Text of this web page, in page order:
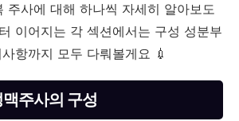
주사에 대해 하나씩 자세히 알아보도
이어지는 각 섹션에서는 구성 성분부
항까지 모두 다뤄볼게요 💉
주사의 구성